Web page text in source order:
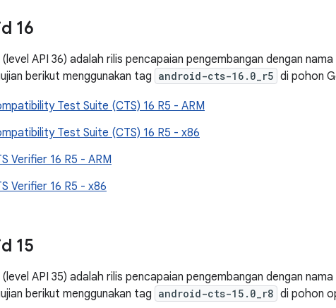
16
API 36) adalah rilis pencapaian pengembangan dengan
berikut menggunakan tag android-cts-16.0_r5 di pohon
Test Suite (CTS) 16 R5 - ARM
Test Suite (CTS) 16 R5 - x86
Verifier 16 R5 - ARM
Verifier 16 R5 - x86
15
API 35) adalah rilis pencapaian pengembangan dengan
berikut menggunakan tag android-cts-15.0_r8 di pohon